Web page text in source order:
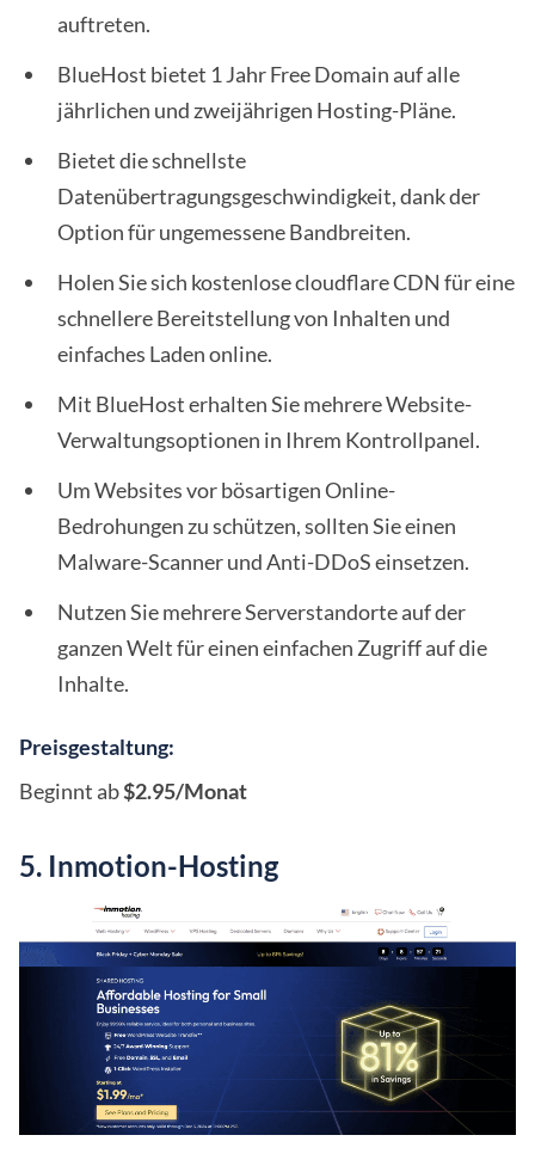
auftreten.
BlueHost bietet 1 Jahr Free Domain auf alle
jährlichen und zweijährigen Hosting-Pläne.
Bietet die schnellste
Datenübertragungsgeschwindigkeit, dank der
Option für ungemessene Bandbreiten.
Holen Sie sich kostenlose cloudflare CDN für eine
schnellere Bereitstellung von Inhalten und
einfaches Laden online.
Mit BlueHost erhalten Sie mehrere Website-
Verwaltungsoptionen in Ihrem Kontrollpanel.
Um Websites vor bösartigen Online-
Bedrohungen zu schützen, sollten Sie einen
Malware-Scanner und Anti-DDoS einsetzen.
Nutzen Sie mehrere Serverstandorte auf der
ganzen Welt für einen einfachen Zugriff auf die
Inhalte.
Preisgestaltung:
Beginnt ab$2.95/Monat
5. Inmotion-Hosting